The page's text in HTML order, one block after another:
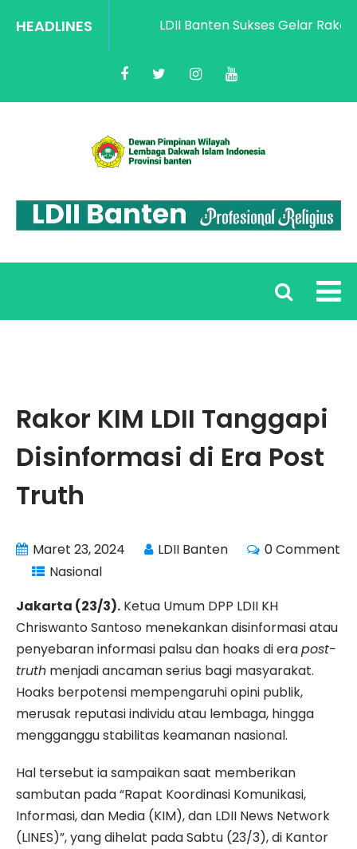
HEADLINES LDII Banten Sukses Gelar
Rakor KIM LDII Tanggapi
Disinformasi di Era Post
Truth
Maret 23, 2024 LDII Banten
0 Comment
Nasional
Jakarta (23/3). Ketua Umum DPP LDII KH
Chriswanto Santoso menekankan disinformasi atau
penyebaran informasi palsu dan hoaks di erapost-
truth menjadi ancaman serius bagi masyarakat.
Hoaks berpotensi mempengaruhi opini publik,
merusak reputasi individu atau lembaga, hingga
mengganggu stabilitas keamanan nasional.
Hal tersebut ia sampaikan saat memberikan
sambutan pada “Rapat Koordinasi Komunikasi,
Informasi, dan Media (KIM), dan LDII News Network
(LINES)”, yang dihelat pada Sabtu (23/3), di Kantor